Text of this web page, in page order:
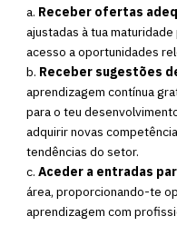
a. Receber ofertas
ajustadas à tua
acesso a oportunidades
b. Receber sugestões
aprendizagem contínua
para o teu
adquirir novas
tendências do setor.
c.Aceder a entradas
área, proporcionando-te
aprendizagem com